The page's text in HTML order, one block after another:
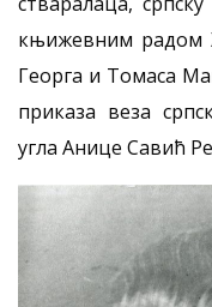
књижевним радом
Георга и Томаса
приказа веза
угла Анице Савић